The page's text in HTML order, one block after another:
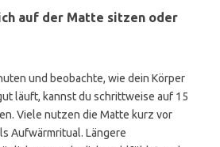
auf der Matte sitzen oder
und beobachte, wie dein Körper
läuft, kannst du schrittweise auf 15
Viele nutzen die Matte kurz vor
Aufwärmritual. Längere